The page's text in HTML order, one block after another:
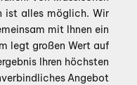
ist alles möglich. Wir
mit Ihnen ein
legt großen Wert auf
Ihren höchsten
Angebot